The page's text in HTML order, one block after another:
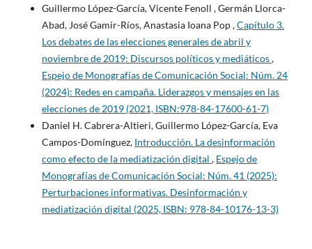
Guillermo López-García, Vicente Fenoll , Germán Llorca-
Abad, José Gamir-Ríos, Anastasia Ioana Pop ,Capítulo 3.
Los debates de las elecciones generales de abril y
noviembre de 2019: Discursos políticos y mediáticos,
Espejo de Monografías de Comunicación Social: Núm. 24
(2024): Redes en campaña. Liderazgos y mensajes en las
elecciones de 2019 (2021, ISBN:978-84-17600-61-7)
Daniel H. Cabrera-Altieri, Guillermo López-García, Eva
Campos-Domínguez, Introducción. La desinformación
como efecto de la mediatización digital , Espejo de
Monografías de Comunicación Social: Núm. 41 (2025):
Perturbaciones informativas. Desinformación y
mediatización digital (2025, ISBN: 978-84-10176-13-3)